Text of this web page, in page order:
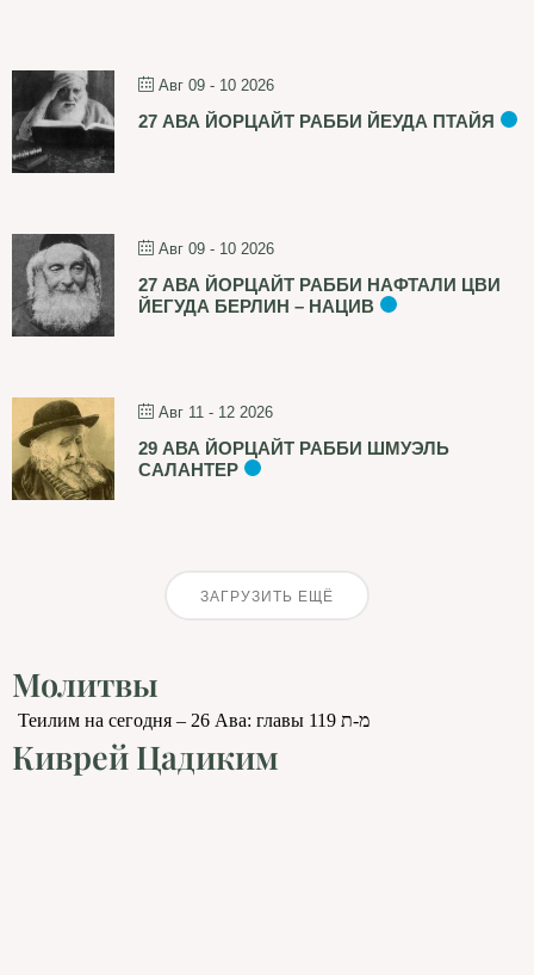
Авг 09 - 10 2026
27 АВА ЙОРЦАЙТ РАББИ ЙЕУДА ПТАЙЯ
Авг 09 - 10 2026
27 АВА ЙОРЦАЙТ РАББИ НАФТАЛИ ЦВИ
ЙЕГУДА БЕРЛИН – НАЦИВ
Авг 11 - 12 2026
29 АВА ЙОРЦАЙТ РАББИ ШМУЭЛЬ
САЛАНТЕР
ЗАГРУЗИТЬ ЕЩЁ
Молитвы
Теилим на сегодня – 26 Ава: главы 119 מ-ת
Киврей Цадиким